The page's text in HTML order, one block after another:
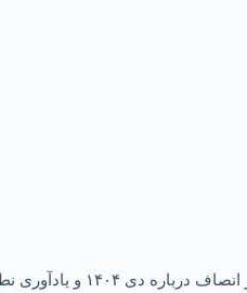
و یادآوری نطق سال ۸۸